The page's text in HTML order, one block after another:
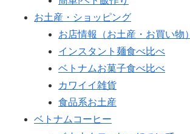
お土産・ショッピング
お店情報（お土産・お買い物）
インスタント麺食べ比べ
ベトナムお菓子食べ比べ
カワイイ雑貨
食品系お土産
ベトナムコーヒー